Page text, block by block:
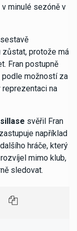
minulé sezóně v
zůstat, protože má
Fran postupně
podle možností za
na
svěřil Fran
například
hráče, který
mimo klub,
sledovat.